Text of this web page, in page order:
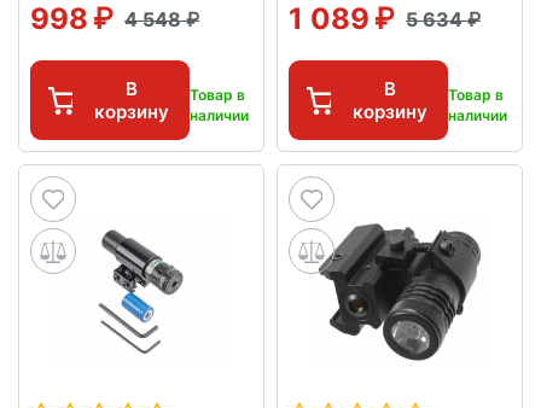
998 4 548
В
корзину
Товар в
наличии
1 089 5 634
В
корзину
Товар в
наличии